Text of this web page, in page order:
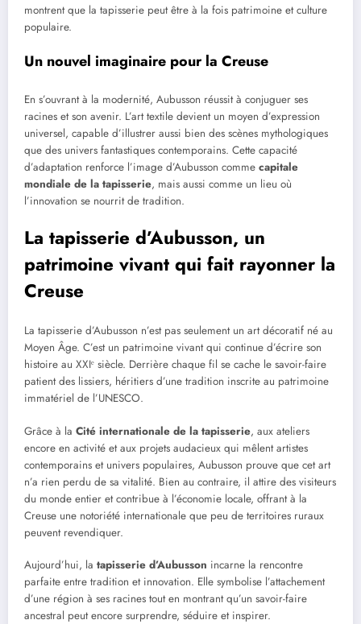
montrent que la tapisserie peut être à la fois patrimoine et culture
populaire.
Un nouvel imaginaire pour la Creuse
En s’ouvrant à la modernité, Aubusson réussit à conjuguer ses
racines et son avenir. L’art textile devient un moyen d’expression
universel, capable d’illustrer aussi bien des scènes mythologiques
que des univers fantastiques contemporains. Cette capacité
d’adaptation renforce l’image d’Aubusson comme capitale
mondiale de la tapisserie, mais aussi comme un lieu où
l’innovation se nourrit de tradition.
La tapisserie d’Aubusson, un
patrimoine vivant qui fait rayonner la
Creuse
La tapisserie d’Aubusson n’est pas seulement un art décoratif né au
Moyen Âge. C’est un patrimoine vivant qui continue d’écrire son
histoire au XXIᵉ siècle. Derrière chaque fil se cache le savoir-faire
patient des lissiers, héritiers d’une tradition inscrite au patrimoine
immatériel de l’UNESCO.
Grâce à la Cité internationale de la tapisserie, aux ateliers
encore en activité et aux projets audacieux qui mêlent artistes
contemporains et univers populaires, Aubusson prouve que cet art
n’a rien perdu de sa vitalité. Bien au contraire, il attire des visiteurs
du monde entier et contribue à l’économie locale, offrant à la
Creuse une notoriété internationale que peu de territoires ruraux
peuvent revendiquer.
Aujourd’hui, la tapisserie d’Aubusson incarne la rencontre
parfaite entre tradition et innovation. Elle symbolise l’attachement
d’une région à ses racines tout en montrant qu’un savoir-faire
ancestral peut encore surprendre, séduire et inspirer.